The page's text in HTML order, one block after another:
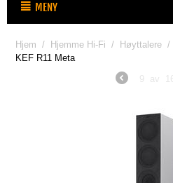
MENY
Hjem / Hjemme Hi-Fi / Høyttalere /
KEF R11 Meta
9 av 16